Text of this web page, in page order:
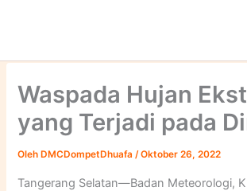
Waspada Hujan
yang Terjadi pada
Oleh DMCDompetDhuafa/Oktober 26, 2022
Tangerang Selatan—Badan Meteorologi,